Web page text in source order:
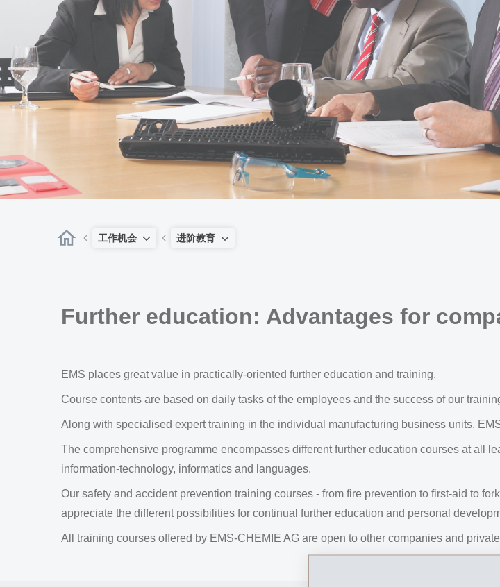
工作机会 进阶教育
Further education: Advantages for
EMS places great value in practically-oriented further education and training.
Course contents are based on daily tasks of the employees and the success of our
Along with specialised expert training in the individual manufacturing business units,
The comprehensive programme encompasses different further education courses at all
information-technology, informatics and languages.
Our safety and accident prevention training courses - from fire prevention to first-aid to
appreciate the different possibilities for continual further education and personal
All training courses offered by EMS-CHEMIE AG are open to other companies and